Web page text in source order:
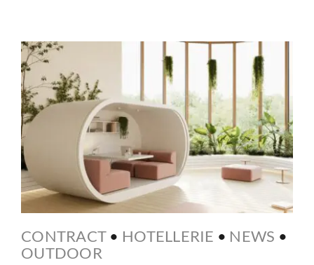
CONTRACT • HOTELLERIE • NEWS •
OUTDOOR